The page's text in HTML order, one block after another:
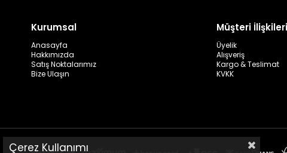
Kurumsal
Anasayfa
Hakkımızda
Satış Noktalarımız
Bize Ulaşın
Müşteri İlişkileri
Üyelik
Alışveriş
Kargo & Teslimat
KVKK
Çerez Kullanımı